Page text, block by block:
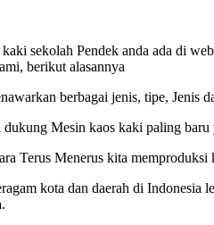
sekolah Pendek anda ada di
berikut alasannya
berbagai jenis, tipe, Jenis
Mesin kaos kaki paling baru
Terus Menerus kita
kota dan daerah di